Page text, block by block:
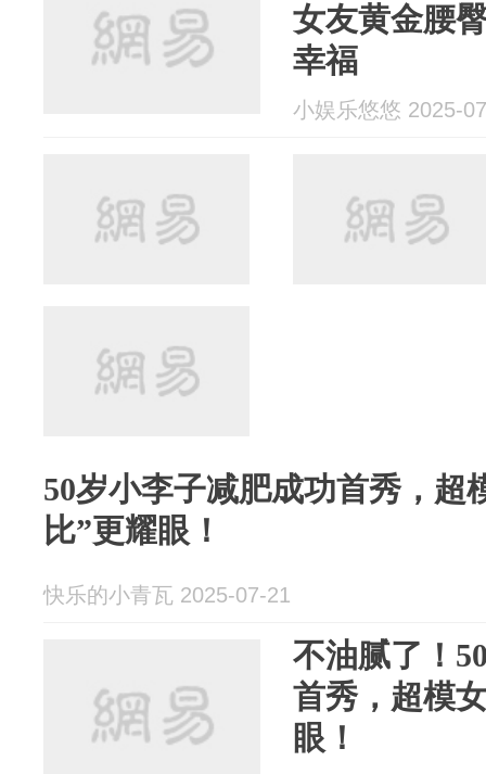
女友黄金腰
幸福
小娱乐悠悠 2025-
50岁小李子减肥成功首秀，超
比”更耀眼！
快乐的小青瓦 2025-07-21
不油腻了！
首秀，超模
眼！